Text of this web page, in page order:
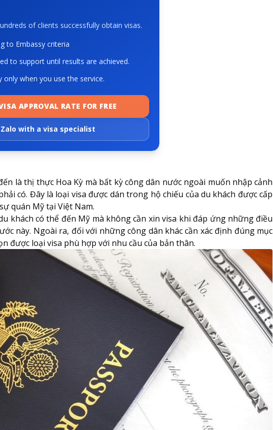
of clients successfully obtain visas.
to Embassy criteria
to support until results are achieved.
when you use the service.
APPROVAL RATE FOR FREE
Zalo with a visa specialist
là thị thực Hoa Kỳ mà bất kỳ công dân nước ngoài muốn nhập cảnh
có. Đây là loại visa được dán trong hộ chiếu của du khách được cấp
quán Mỹ tại Việt Nam.
khách có thể đến Mỹ mà không cần xin visa khi đáp ứng những điều
này. Ngoài ra, đối với những công dân khác cần xác định đúng mục
được loại visa phù hợp với nhu cầu của bản thân.